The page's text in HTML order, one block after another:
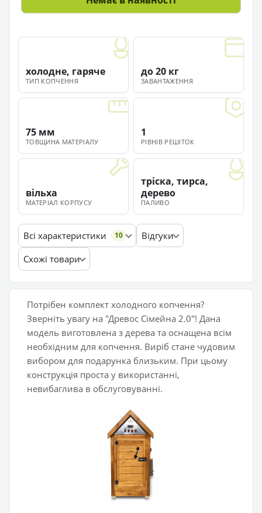
ТИП КОПЧЕННЯ
холодне, гаряче
ЗАВАНТАЖЕННЯ
до 20 кг
ТОВЩИНА МАТЕРІАЛУ
75 мм
РІВНІВ РЕШІТОК
1
МАТЕРІАЛ КОРПУСУ
вільха
ПАЛИВО
тріска, тирса,
дерево
Всі характеристики 10
Відгуки
Схожі товари
Потрібен комплект холодного копчення?
Зверніть увагу на "Древос Сімейна 2.0"! Дана
модель виготовлена з дерева та оснащена всім
необхідним для копчення. Виріб стане чудовим
вибором для подарунка близьким. При цьому
конструкція проста у використанні,
невибаглива в обслуговуванні.